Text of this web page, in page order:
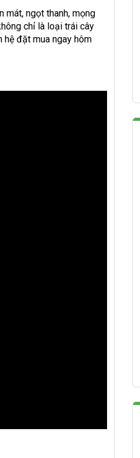
mát, ngọt thanh, mọng
chỉ là loại trái cây
hệ đặt mua ngay hôm